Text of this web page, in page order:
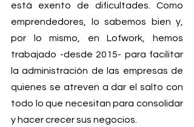
está exento de dificultades. Como
emprendedores, lo sabemos bien y,
por lo mismo, en Lofwork, hemos
trabajado -desde 2015- para facilitar
la administración de las empresas de
quienes se atreven a dar el salto con
todo lo que necesitan para consolidar
y hacer crecer sus negocios.